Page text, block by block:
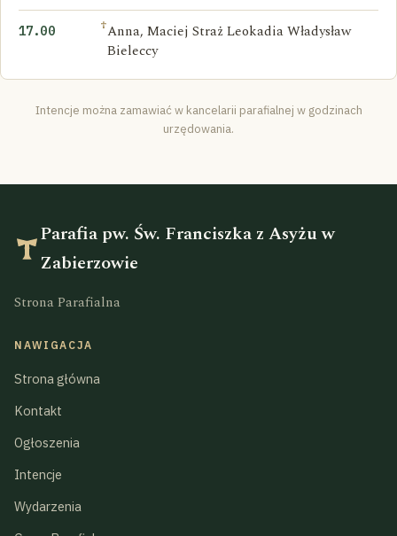
17.00 †Anna, Maciej Straż Leokadia Władysław
Bieleccy
Intencje można zamawiać w kancelarii parafialnej w godzinach
urzędowania.
Parafia pw. Św. Franciszka z Asyżu w
Zabierzowie
Strona Parafialna
NAWIGACJA
Strona główna
Kontakt
Ogłoszenia
Intencje
Wydarzenia